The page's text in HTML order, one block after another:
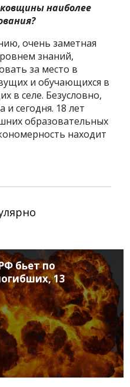
наиболее
очень заметная
знаний,
за место в
и обучающихся в
в селе. Безусловно,
сегодня. 18 лет
образовательных
находит
бьет по
13